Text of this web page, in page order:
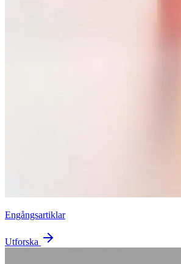
Engångsartiklar
Utforska